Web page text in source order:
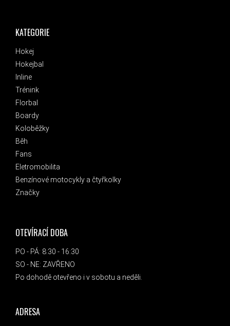
KATEGORIE
Hokej
Hokejbal
Inline
Trénink
Florbal
Boardy
Koloběžky
Běh
Fans
Eletromobilita
Benzínové motocykly a čtyřkolky
Značky
OTEVÍRACÍ DOBA
PO - PÁ: 8:30 - 16:30
SO - NE: ZAVŘENO
Po dohodě otevřeno i v sobotu a neděli.
ADRESA